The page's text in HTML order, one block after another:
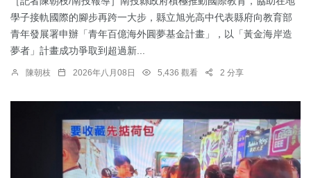
學子接軌國際的腳步再跨一大步，縣立旭光高中代表縣府向教育部
青年發展署申辦「青年百億海外圓夢基金計畫」，以「黃金海岸造
夢者」計畫成功爭取到超過新...
陳朝枝 2026年八月08日 5,436 觀看 2 分享